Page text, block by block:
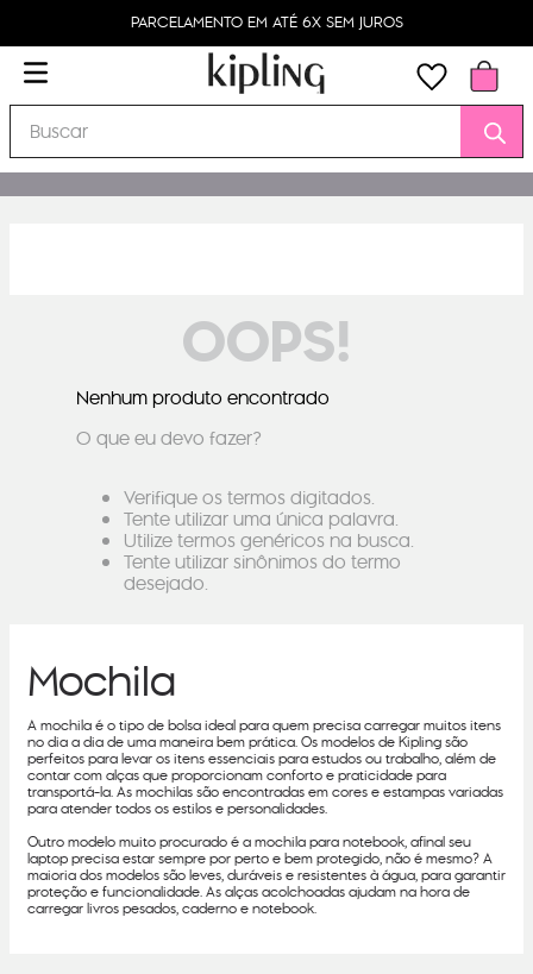
PARCELAMENTO EM ATÉ 6X SEM JUROS
Buscar
OOPS!
Nenhum produto encontrado
O que eu devo fazer?
Verifique os termos digitados.
Tente utilizar uma única palavra.
Utilize termos genéricos na busca.
Tente utilizar sinônimos do termo
desejado.
Mochila
A mochila é o tipo de bolsa ideal para quem precisa carregar muitos itens
no dia a dia de uma maneira bem prática. Os modelos de Kipling são
perfeitos para levar os itens essenciais para estudos ou trabalho, além de
contar com alças que proporcionam conforto e praticidade para
transportá-la. As mochilas são encontradas em cores e estampas variadas
para atender todos os estilos e personalidades.
Outro modelo muito procurado é a mochila para notebook, afinal seu
laptop precisa estar sempre por perto e bem protegido, não é mesmo? A
maioria dos modelos são leves, duráveis e resistentes à água, para garantir
proteção e funcionalidade. As alças acolchoadas ajudam na hora de
carregar livros pesados, caderno e notebook.